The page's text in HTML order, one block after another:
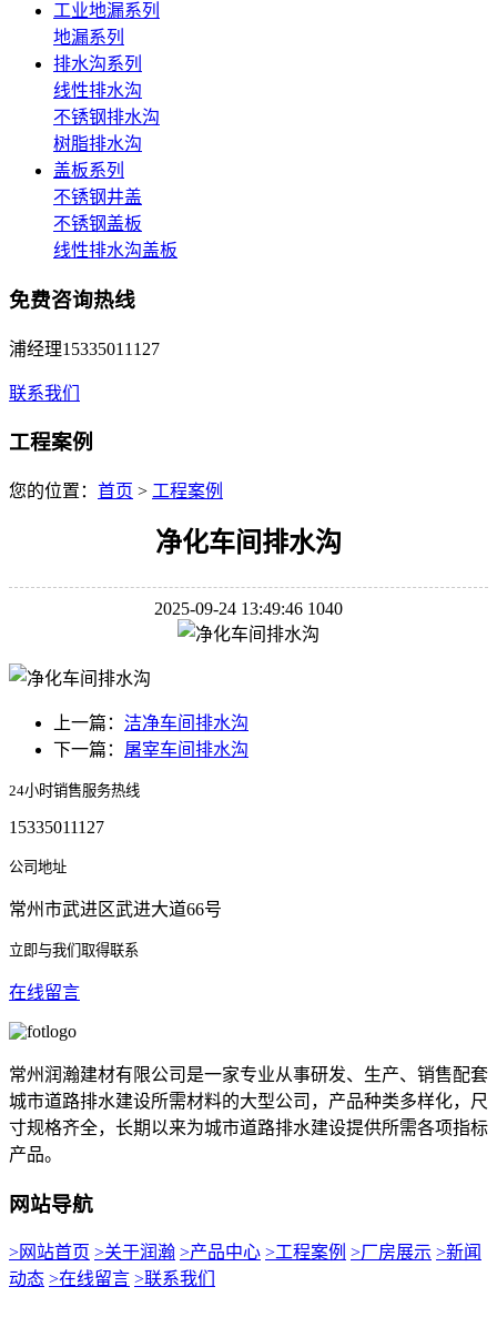
工业地漏系列
地漏系列
排水沟系列
线性排水沟
不锈钢排水沟
树脂排水沟
盖板系列
不锈钢井盖
不锈钢盖板
线性排水沟盖板
免费咨询热线
浦经理15335011127
联系我们
工程案例
您的位置： 首页 > 工程案例
净化车间排水沟
2025-09-24 13:49:46 1040
上一篇： 洁净车间排水沟
下一篇： 屠宰车间排水沟
24小时销售服务热线
15335011127
公司地址
常州市武进区武进大道66号
立即与我们取得联系
在线留言
常州润瀚建材有限公司是一家专业从事研发、生产、销售配套
城市道路排水建设所需材料的大型公司，产品种类多样化，尺
寸规格齐全，长期以来为城市道路排水建设提供所需各项指标
产品。
网站导航
>网站首页 >关于润瀚 >产品中心 >工程案例 >厂房展示 >新闻
动态 >在线留言 >联系我们